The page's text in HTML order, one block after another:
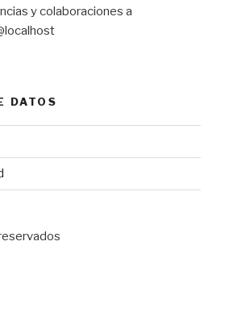
y colaboraciones a
DATOS